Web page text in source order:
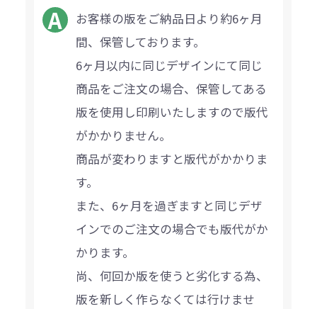
お客様の版をご納品日より約6ヶ月
間、保管しております。
6ヶ月以内に同じデザインにて同じ
商品をご注文の場合、保管してある
版を使用し印刷いたしますので版代
がかかりません。
商品が変わりますと版代がかかりま
す。
また、6ヶ月を過ぎますと同じデザ
インでのご注文の場合でも版代がか
かります。
尚、何回か版を使うと劣化する為、
版を新しく作らなくては行けませ